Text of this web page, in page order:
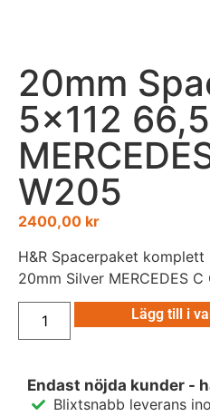
20mm
5×112 66,5
W205
2400,00 kr
H&R Spacerpaket
20mm Silver MERCEDES
Lägg till i
Endast nöjda kunder -
Blixtsnabb leverans